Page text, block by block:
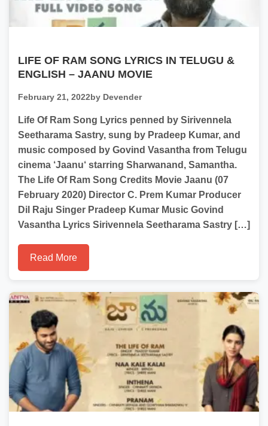
LIFE OF RAM SONG LYRICS IN TELUGU &
ENGLISH – JAANU MOVIE
February 21, 2022by Devender
Life Of Ram Song Lyrics penned by Sirivennela
Seetharama Sastry, sung by Pradeep Kumar, and
music composed by Govind Vasantha from Telugu
cinema ‘Jaanu‘ starring Sharwanand, Samantha.
The Life Of Ram Song Credits Movie Jaanu (07
February 2020) Director C. Prem Kumar Producer
Dil Raju Singer Pradeep Kumar Music Govind
Vasantha Lyrics Sirivennela Seetharama Sastry […]
Read More